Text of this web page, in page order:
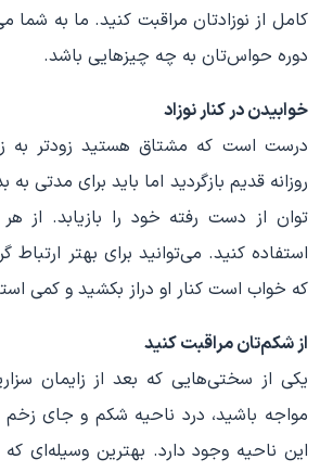
کامل از نوزادتان مراقبت کنید. ما به شما
دوره حواس‌تان به چه چیزهایی باشد.
خوابیدن در کنار نوزاد
درست است که مشتاق هستید زودتر به
روزانه قدیم بازگردید اما باید برای مدتی
توان از دست رفته خود را بازیابد. از
استفاده کنید. می‌توانید برای بهتر ارتباط
که خواب است کنار او دراز بکشید و کمی
از شکم‌تان مراقبت کنید
یکی از سختی‌هایی که بعد از زایمان
مواجه باشید، درد ناحیه شکم و جای
این ناحیه وجود دارد. بهترین وسیله‌ای